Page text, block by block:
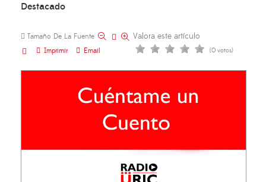
Destacado
Tamaño De La Fuente
Imprimir
Email
Valora este artículo
(0 votos)